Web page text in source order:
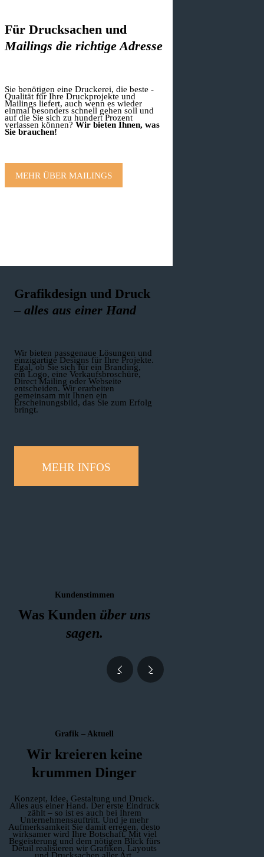
Für Drucksachen und
Mailings die richtige Adresse
Sie benötigen eine Druckerei, die beste ­
Qualität für Ihre Druckprojekte und
Mailings liefert, auch wenn es wieder
einmal besonders schnell gehen soll und
auf die Sie sich zu hundert Prozent
verlassen können? Wir bieten Ihnen, was
Sie brauchen!
MEHR ÜBER MAILINGS
Grafikdesign und Druck
–alles aus einer Hand
Wir bieten passgenaue Lösungen und
einzig­artige Designs für Ihre Projekte.
Egal, ob Sie sich für ein Branding,
ein Logo, eine Verkaufsbroschüre,
Direct Mailing oder Webseite
entscheiden. Wir erarbeiten
gemeinsam mit Ihnen ein
Erscheinungsbild, das Sie zum Erfolg
bringt.
MEHR INFOS
Kundenstimmen
Was Kunden über uns
sagen.
Grafik – Aktuell
Wir kreieren keine
krummen Dinger
Konzept, Idee, Gestaltung und Druck.
Alles aus einer Hand. Der erste Eindruck
zählt – so ist es auch bei Ihrem
Unternehmensauftritt. Und je mehr
Aufmerksamkeit Sie damit erregen, desto
wirksamer wird Ihre Botschaft. Mit viel
Begeisterung und dem nötigen Blick fürs
Detail realisieren wir Grafiken, Layouts